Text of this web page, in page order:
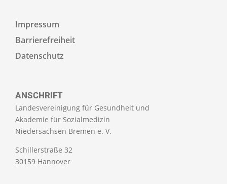
ANSCHRIFT
Landesvereinigung für Gesundheit und
Akademie für Sozialmedizin
Niedersachsen Bremen e. V.
Schillerstraße 32
30159 Hannover
Impressum
Barrierefreiheit
Datenschutz